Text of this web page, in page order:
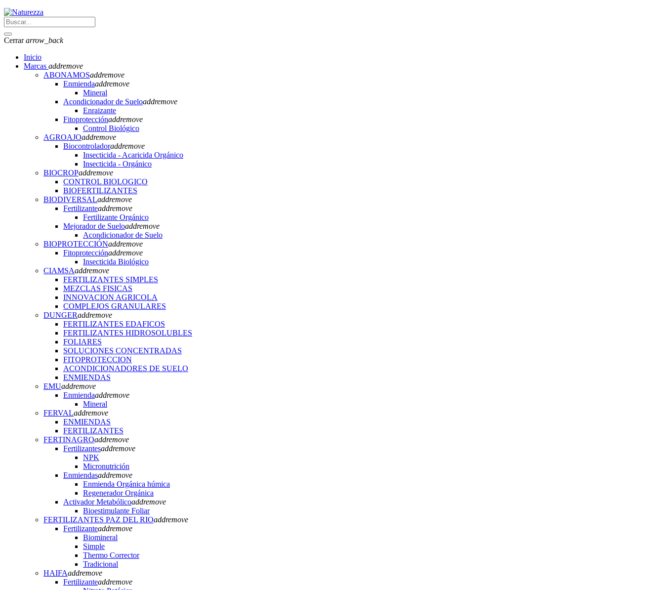
Cerrararrow_back
Inicio
Marcas addremove
ABONAMOSaddremove
Enmiendaaddremove
Mineral
Acondicionador de Sueloaddremove
Enraizante
Fitoprotecciónaddremove
Control Biológico
AGROAJOaddremove
Biocontroladoraddremove
Insecticida - Acaricida Orgánico
Insecticida - Orgánico
BIOCROPaddremove
CONTROL BIOLOGICO
BIOFERTILIZANTES
BIODIVERSALaddremove
Fertilizanteaddremove
Fertilizante Orgánico
Mejorador de Sueloaddremove
Acondicionador de Suelo
BIOPROTECCIÓNaddremove
Fitoprotecciónaddremove
Insecticida Biológico
CIAMSAaddremove
FERTILIZANTES SIMPLES
MEZCLAS FISICAS
INNOVACION AGRICOLA
COMPLEJOS GRANULARES
DUNGERaddremove
FERTILIZANTES EDAFICOS
FERTILIZANTES HIDROSOLUBLES
FOLIARES
SOLUCIONES CONCENTRADAS
FITOPROTECCION
ACONDICIONADORES DE SUELO
ENMIENDAS
EMUaddremove
Enmiendaaddremove
Mineral
FERVALaddremove
ENMIENDAS
FERTILIZANTES
FERTINAGROaddremove
Fertilizantesaddremove
NPK
Micronutrición
Enmiendasaddremove
Enmienda Orgánica húmica
Regenerador Orgánica
Activador Metabólicoaddremove
Bioestimulante Foliar
FERTILIZANTES PAZ DEL RIOaddremove
Fertilizanteaddremove
Biomineral
Simple
Thermo Corrector
Tradicional
HAIFAaddremove
Fertilizanteaddremove